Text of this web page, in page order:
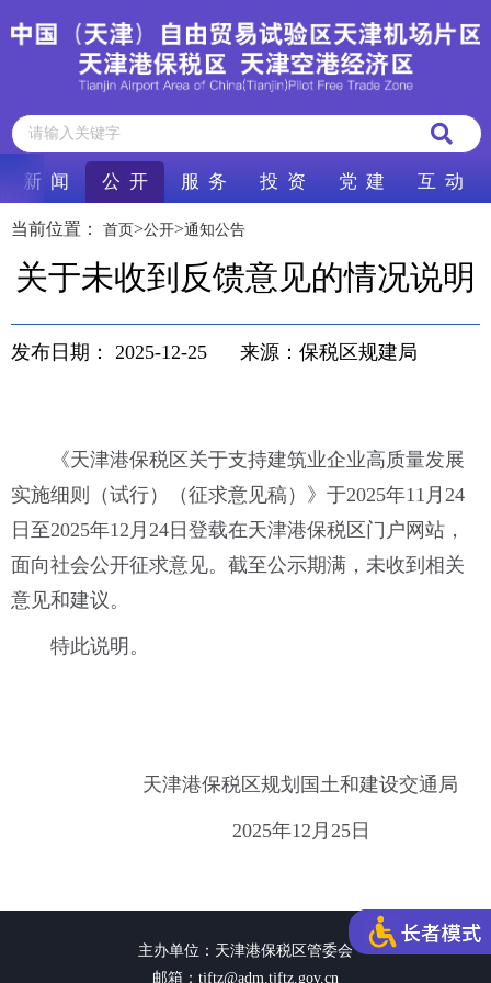
新 闻 公 开 服 务 投 资 党 建 互 动
当前位置： 首页>公开>通知公告
关于未收到反馈意见的情况说明
发布日期： 2025-12-25 来源：保税区规建局
《天津港保税区关于支持建筑业企业高质量发展
实施细则（试行）（征求意见稿）》于2025年11月24
日至2025年12月24日登载在天津港保税区门户网站，
面向社会公开征求意见。截至公示期满，未收到相关
意见和建议。
特此说明。
天津港保税区规划国土和建设交通局
2025年12月25日
主办单位：天津港保税区管委会
邮箱：tjftz@adm.tjftz.gov.cn